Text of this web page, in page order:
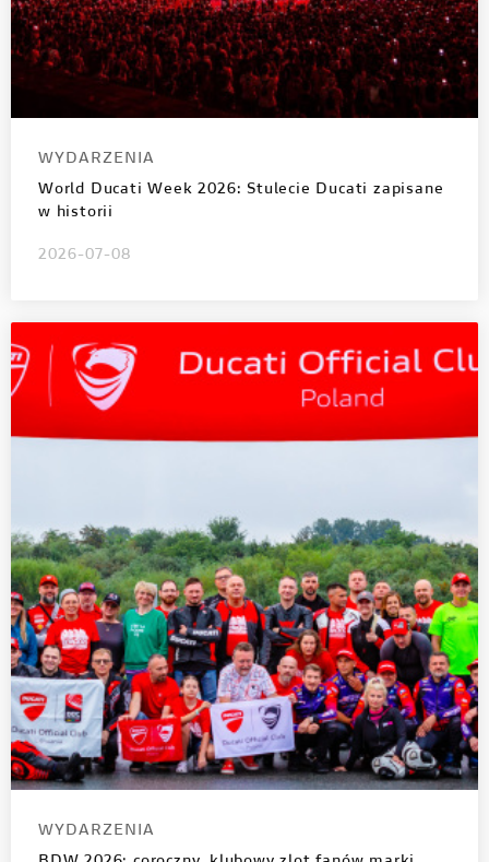
WYDARZENIA
World Ducati Week 2026: Stulecie Ducati zapisane
w historii
2026-07-08
WYDARZENIA